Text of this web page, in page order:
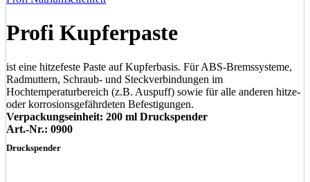
Profi Kupferpaste
ist eine hitzefeste Paste auf Kupferbasis. Für ABS-Bremssysteme,
Radmuttern, Schraub- und Steckverbindungen im
Hochtemperaturbereich (z.B. Auspuff) sowie für alle anderen hitze-
oder korrosionsgefährdeten Befestigungen.
Verpackungseinheit: 200 ml Druckspender
Art.-Nr.: 0900
Druckspender